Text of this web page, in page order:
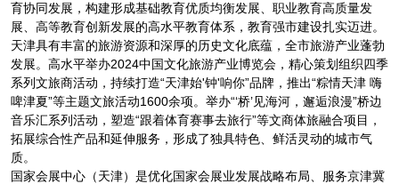
育协同发展，构建形成基础教育优质均衡发展、职业教育高质量发
展、高等教育创新发展的高水平教育体系，教育强市建设扎实迈进。
天津具有丰富的旅游资源和深厚的历史文化底蕴，全市旅游产业蓬勃
发展。高水平举办2024中国文化旅游产业博览会，精心策划组织四季
系列文旅商活动，持续打造“天津始'钟'响你”品牌，推出“粽情天津 嗨
啤津夏”等主题文旅活动1600余项。举办“‘桥’见海河，邂逅浪漫”桥边
音乐汇系列活动，塑造“跟着体育赛事去旅行”等文商体旅融合项目，
拓展综合性产品和延伸服务，形成了独具特色、鲜活灵动的城市气
质。
国家会展中心（天津）是优化国家会展业发展战略布局、服务京津冀